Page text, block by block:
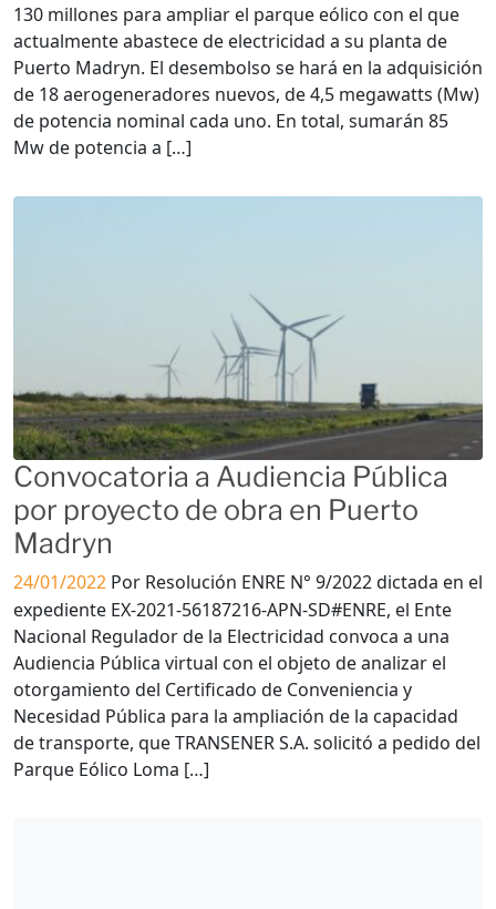
130 millones para ampliar el parque eólico con el que
actualmente abastece de electricidad a su planta de
Puerto Madryn. El desembolso se hará en la adquisición
de 18 aerogeneradores nuevos, de 4,5 megawatts (Mw)
de potencia nominal cada uno. En total, sumarán 85
Mw de potencia a […]
Convocatoria a Audiencia Pública
por proyecto de obra en Puerto
Madryn
24/01/2022 Por Resolución ENRE N° 9/2022 dictada en el
expediente EX-2021-56187216-APN-SD#ENRE, el Ente
Nacional Regulador de la Electricidad convoca a una
Audiencia Pública virtual con el objeto de analizar el
otorgamiento del Certificado de Conveniencia y
Necesidad Pública para la ampliación de la capacidad
de transporte, que TRANSENER S.A. solicitó a pedido del
Parque Eólico Loma […]